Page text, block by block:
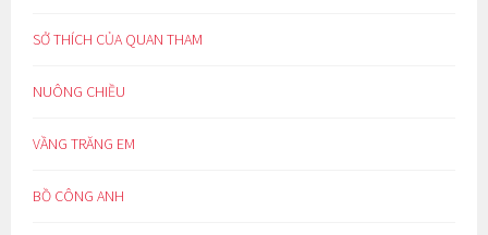
SỞ THÍCH CỦA QUAN THAM
NUÔNG CHIỀU
VẦNG TRĂNG EM
BỒ CÔNG ANH